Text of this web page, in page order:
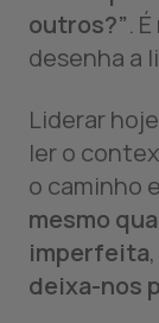
outros?”.
desenha a
Liderar
ler o
o caminho
mesmo
imperfeita
deixa-nos